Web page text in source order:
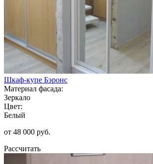
Шкаф-купе Бэронс
Материал фасада:
Зеркало
Цвет:
Белый
от 48 000 руб.
Рассчитать